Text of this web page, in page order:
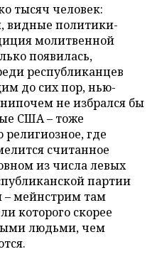
тысяч человек:
видные политики-
молитвенной
появилась,
республиканцев
до сих пор, нью-
не избрался бы
США – тоже
религиозное, где
считанное
из числа левых
партии
– мейнстрим там
которого скорее
людьми, чем